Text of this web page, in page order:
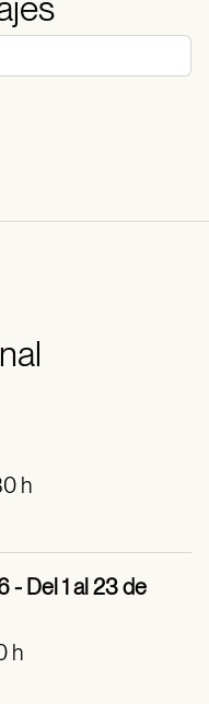
h
- Del 1 al 23 de
h